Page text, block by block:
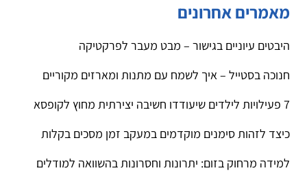
מאמרים אחרונים
היבטים עיוניים בגישור – מבט מעבר לפרקטיקה
חנוכה בסטייל – איך לשמח עם מתנות ומארזים מקוריים
7 פעילויות לילדים שיעודדו חשיבה יצירתית מחוץ לקופסא
כיצד לזהות סימנים מוקדמים במעקב זמן מסכים בקלות
למידה מרחוק בזום: יתרונות וחסרונות בהשוואה למודלים